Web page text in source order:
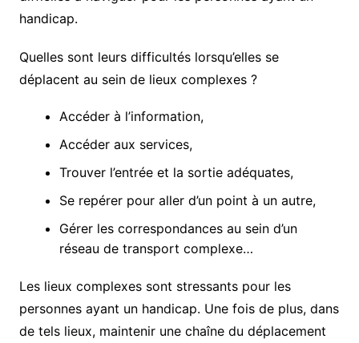
handicap.
Quelles sont leurs difficultés lorsqu’elles se
déplacent au sein de lieux complexes ?
Accéder à l’information,
Accéder aux services,
Trouver l’entrée et la sortie adéquates,
Se repérer pour aller d’un point à un autre,
Gérer les correspondances au sein d’un
réseau de transport complexe…
Les lieux complexes sont stressants pour les
personnes ayant un handicap. Une fois de plus, dans
de tels lieux, maintenir une chaîne du déplacement